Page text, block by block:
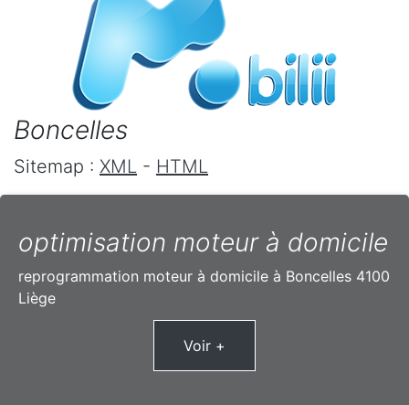
Boncelles
Sitemap : XML - HTML
optimisation moteur à domicile
reprogrammation moteur à domicile à Boncelles 4100
Liège
Voir +